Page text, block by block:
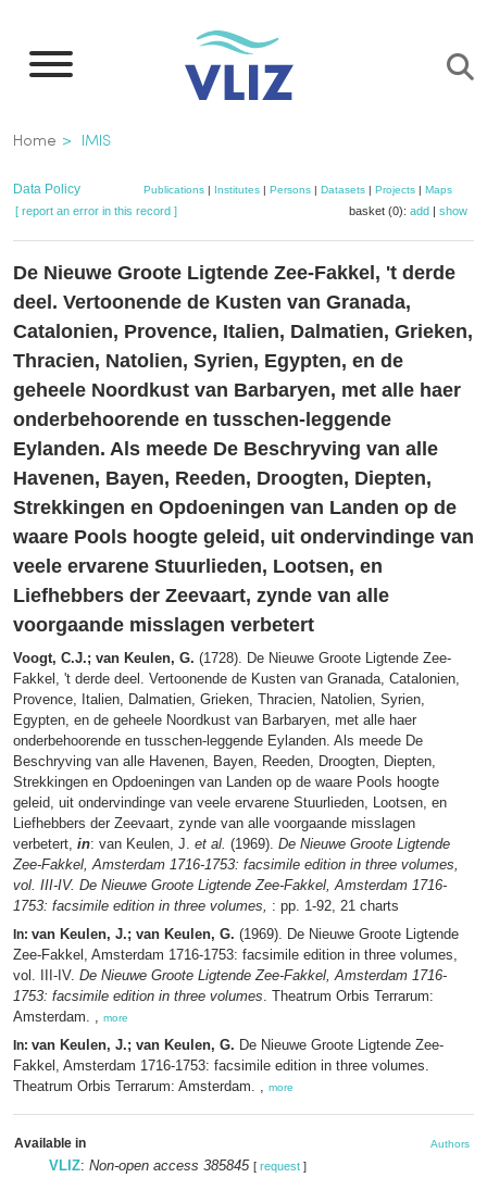
main
Breadcrumb
Home IMIS
Data Policy Publications | Institutes | Persons | Datasets | Projects | Maps
[ report an error in this record ] basket (0): add | show
De Nieuwe Groote Ligtende Zee-Fakkel, 't derde
deel. Vertoonende de Kusten van Granada,
Catalonien, Provence, Italien, Dalmatien, Grieken,
Thracien, Natolien, Syrien, Egypten, en de
geheele Noordkust van Barbaryen, met alle haer
onderbehoorende en tusschen-leggende
Eylanden. Als meede De Beschryving van alle
Havenen, Bayen, Reeden, Droogten, Diepten,
Strekkingen en Opdoeningen van Landen op de
waare Pools hoogte geleid, uit ondervindinge van
veele ervarene Stuurlieden, Lootsen, en
Liefhebbers der Zeevaart, zynde van alle
voorgaande misslagen verbetert
Voogt, C.J.; van Keulen, G. (1728). De Nieuwe Groote Ligtende Zee-
Fakkel, 't derde deel. Vertoonende de Kusten van Granada, Catalonien,
Provence, Italien, Dalmatien, Grieken, Thracien, Natolien, Syrien,
Egypten, en de geheele Noordkust van Barbaryen, met alle haer
onderbehoorende en tusschen-leggende Eylanden. Als meede De
Beschryving van alle Havenen, Bayen, Reeden, Droogten, Diepten,
Strekkingen en Opdoeningen van Landen op de waare Pools hoogte
geleid, uit ondervindinge van veele ervarene Stuurlieden, Lootsen, en
Liefhebbers der Zeevaart, zynde van alle voorgaande misslagen
verbetert, in: van Keulen, J. et al. (1969). De Nieuwe Groote Ligtende
Zee-Fakkel, Amsterdam 1716-1753: facsimile edition in three volumes,
vol. III-IV. De Nieuwe Groote Ligtende Zee-Fakkel, Amsterdam 1716-
1753: facsimile edition in three volumes, : pp. 1-92, 21 charts
In: van Keulen, J.; van Keulen, G. (1969). De Nieuwe Groote Ligtende
Zee-Fakkel, Amsterdam 1716-1753: facsimile edition in three volumes,
vol. III-IV. De Nieuwe Groote Ligtende Zee-Fakkel, Amsterdam 1716-
1753: facsimile edition in three volumes. Theatrum Orbis Terrarum:
Amsterdam. , more
In: van Keulen, J.; van Keulen, G. De Nieuwe Groote Ligtende Zee-
Fakkel, Amsterdam 1716-1753: facsimile edition in three volumes.
Theatrum Orbis Terrarum: Amsterdam. , more
Available in Authors
VLIZ: Non-open access 385845 [ request ]